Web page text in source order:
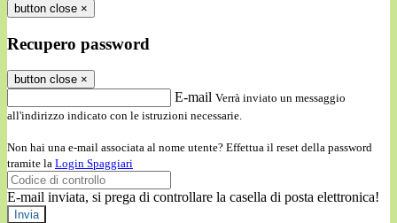
button close ×
Recupero password
button close ×
E-mail Verrà inviato un messaggio
all'indirizzo indicato con le istruzioni necessarie.
Non hai una e-mail associata al nome utente? Effettua il reset della password
tramite la Login Spaggiari
E-mail inviata, si prega di controllare la casella di posta elettronica!